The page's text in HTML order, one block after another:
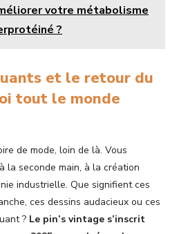
votre métabolisme
?
et le retour du
tout le monde
de mode, loin de là. Vous
la seconde main, à la création
industrielle. Que signifient ces
ces dessins audacieux ou ces
? Le pin’s vintage s’inscrit